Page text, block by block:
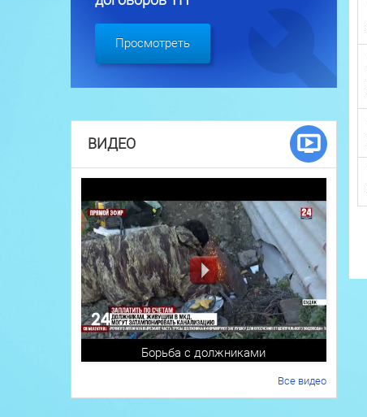
Просмотреть
ВИДЕО
Борьба с должниками
Все видео